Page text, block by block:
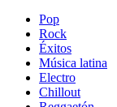
Pop
Rock
Éxitos
Música latina
Electro
Chillout